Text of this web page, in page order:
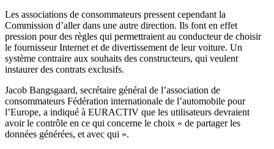
Les associations de consommateurs pressent cependant la
Commission d’aller dans une autre direction. Ils font en effet
pression pour des règles qui permettraient au conducteur de choisir
le fournisseur Internet et de divertissement de leur voiture. Un
système contraire aux souhaits des constructeurs, qui veulent
instaurer des contrats exclusifs.
Jacob Bangsgaard, secrétaire général de l’association de
consommateurs Fédération internationale de l’automobile pour
l’Europe, a indiqué à EURACTIV que les utilisateurs devraient
avoir le contrôle en ce qui concerne le choix « de partager les
données générées, et avec qui ».